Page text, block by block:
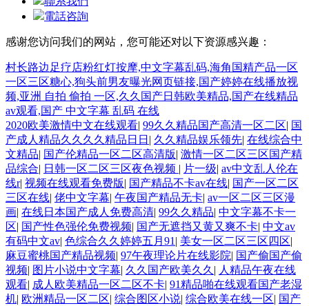
電話咨詢
感谢您访问我们的网站，您可能还对以下资源感兴趣：
村长路边足疗店粉红灯按摩,中文字幕乱码,海角国精产品一区
一区三区糖心,狗头前男友曝光网页链接,国产婷婷在线播放视
频,亚洲 自拍 偷拍 一区,久久国产日韩欧美精品,国产在线精品
av观看,国产 中文字幕 乱码 在线
2020欧美激情中文在线观看| 99久久精品国产高清一区二区| 国
产成人精品久久久久精品日日 | 久久精品娱乐领先| 在线综合中
文精品| 国产伦精品一区二区高清版| 激情一区二区三区国产精
品综合| 日韩一区二区三区夜色视频 | 片一级| av中文乱人伦在
线r| 视频在线观看免费版| 国产精品不卡av在线| 国产一区二区
三区在线| 佬中文字幕| 午夜国产精品无卡| av一区二区三区漫
画| 在线日本国产成人免费高清| 99久久精品| 中文字幕不卡一
区| 国产性色强伦免费视频| 国产无遮挡又黄又爽不卡| 中文av
有码中文av| 色综合久久婷婷五月91 | 美女一区二区三区四区|
麻豆蜜桃国产精品视频| 97午夜理论片在线影院| 国产偷国产偷
视频| 图片小说中文字幕| 久久国产欧美久久 | 人精品午夜在线
观看| 成人欧美精品一区二区不卡| 91精品啪在线观看国产老湿
机| 欧洲精品一区二区| 综合图区小说| 综合欧美在线一区| 国产